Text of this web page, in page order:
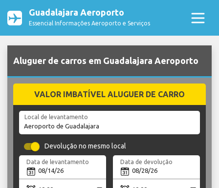
Guadalajara Aeroporto
Essencial Informações Aeroporto e Serviços
Aluguer de carros em Guadalajara Aeroporto
VALOR IMBATÍVEL ALUGUER DE CARRO
Local de levantamento
Devolução no mesmo local
Data de levantamento Data de devolução